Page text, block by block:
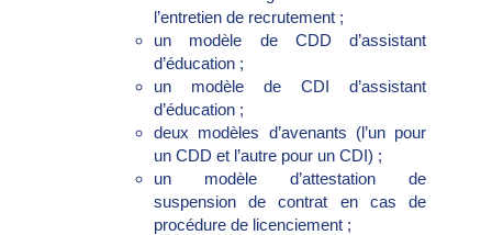
l’entretien de recrutement ;
un modèle de CDD d’assistant
d’éducation ;
un modèle de CDI d’assistant
d’éducation ;
deux modèles d’avenants (l’un pour
un CDD et l’autre pour un CDI) ;
un modèle d’attestation de
suspension de contrat en cas de
procédure de licenciement ;